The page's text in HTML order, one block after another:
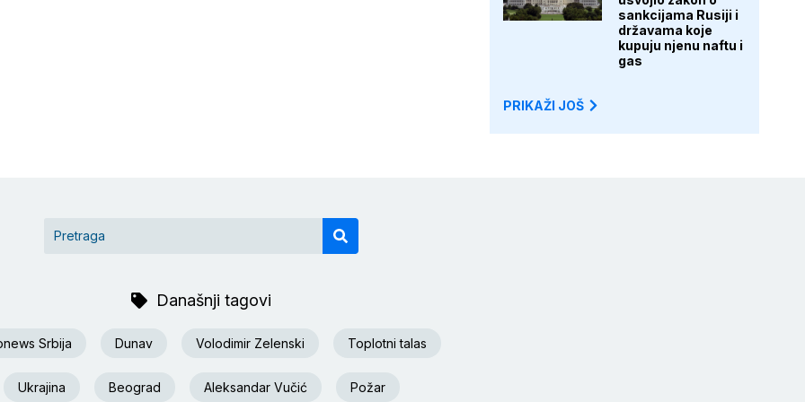
sankcijama Rusiji i
državama koje
kupuju njenu naftu i
gas
PRIKAŽI JOŠ
Današnji tagovi
Srbija Dunav Volodimir Zelenski Toplotni talas
Ukrajina Beograd Aleksandar Vučić Požar